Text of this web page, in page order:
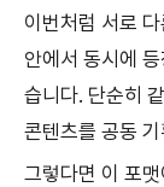
이번처럼 서로
안에서 동시에
습니다. 단순히
콘텐츠를 공동
그렇다면 이 포